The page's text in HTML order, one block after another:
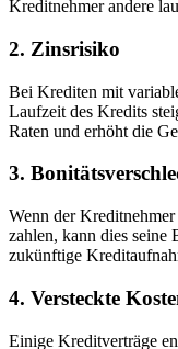
Kreditnehmer andere
2. Zinsrisiko
Bei Krediten mit
Laufzeit des Kredits
Raten und erhöht die
3.
Wenn der
zahlen, kann dies seine
zukünftige
4. Versteckte
Einige Kreditverträge